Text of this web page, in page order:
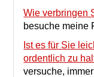
Wie verbringen
besuche meine
Ist es für Sie
ordentlich zu
versuche,